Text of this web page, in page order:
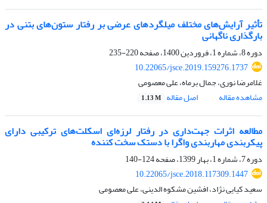
تأثیر آرایش‌های مختلف میلگردهای عرضی بر رفتار ستون‌های بتنی در
بارگذاری ناگهانی
دوره 8، شماره 1، فروردین 1400، صفحه
220-235
10.22065/jsce.2019.159276.1737
غلامرضا نوری، جمال برماه، علی معصومی
مشاهده مقاله
اصل مقاله 1.13 M
مطالعه اثرات جهت‌داری در رفتار لرزه‌ای اسکلت‌های ترکیبی دارای
پیکربندی مهاربندی واگرا با دستک سخت کننده
دوره 7، شماره 1، بهار 1399، صفحه
124-140
10.22065/jsce.2018.117309.1447
سعید کیایی نژاد، افشین مشکوه الدینی، علی معصومی